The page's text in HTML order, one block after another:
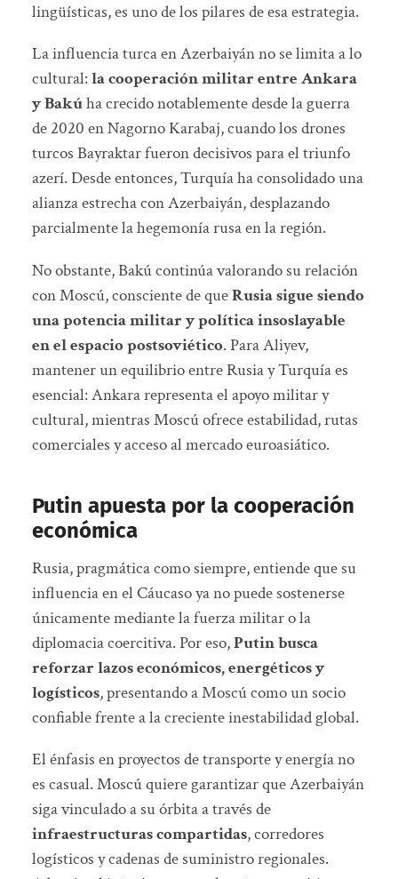
lingüísticas, es uno de los pilares de esa estrategia.
La influencia turca en Azerbaiyán no se limita a lo
cultural:la cooperación militar entre Ankara
y Bakúha crecido notablemente desde la guerra
de 2020 en Nagorno Karabaj, cuando los drones
turcos Bayraktar fueron decisivos para el triunfo
azerí. Desde entonces, Turquía ha consolidado una
alianza estrecha con Azerbaiyán, desplazando
parcialmente la hegemonía rusa en la región.
No obstante, Bakú continúa valorando su relación
con Moscú, consciente de queRusia sigue siendo
una potencia militar y política insoslayable
en el espacio postsoviético. Para Aliyev,
mantener un equilibrio entre Rusia y Turquía es
esencial: Ankara representa el apoyo militar y
cultural, mientras Moscú ofrece estabilidad, rutas
comerciales y acceso al mercado euroasiático.
Putin apuesta por la cooperación
económica
Rusia, pragmática como siempre, entiende que su
influencia en el Cáucaso ya no puede sostenerse
únicamente mediante la fuerza militar o la
diplomacia coercitiva. Por eso,Putin busca
reforzar lazos económicos, energéticos y
logísticos, presentando a Moscú como un socio
confiable frente a la creciente inestabilidad global.
El énfasis en proyectos de transporte y energía no
es casual. Moscú quiere garantizar que Azerbaiyán
siga vinculado a su órbita a través de
infraestructuras compartidas, corredores
logísticos y cadenas de suministro regionales.